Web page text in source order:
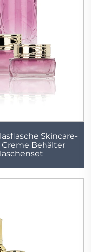
Skincare-
Behälter